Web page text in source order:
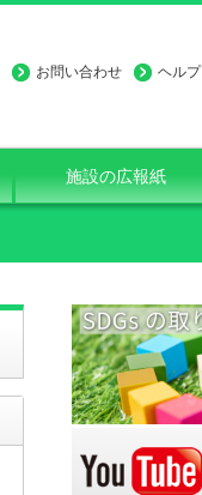
お問い合わせ ヘルプ
施設の広報紙